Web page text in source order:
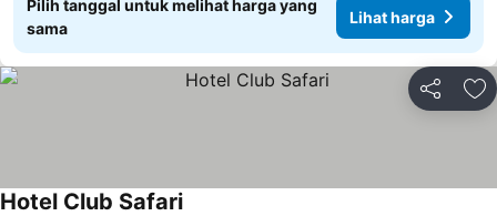
Pilih tanggal untuk melihat harga yang
sama
Lihat harga
Bagikan
Hotel Club Safari